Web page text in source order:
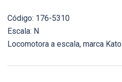
Código: 176-5310
Escala: N
Locomotora a escala, marca Kato